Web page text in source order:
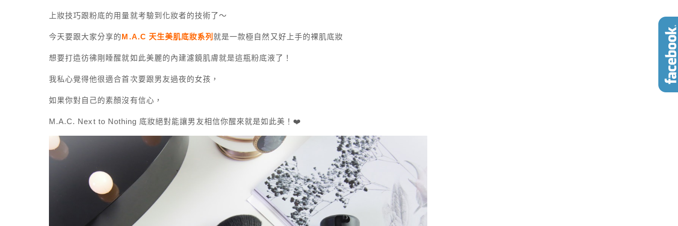
上妝技巧跟粉底的用量就考驗到化妝者的技術了～
今天要跟大家分享的M.A.C 天生美肌底妝系列就是一款極自然又好上手的裸肌底妝
想要打造彷彿剛睡醒就如此美麗的內建濾鏡肌膚就是這瓶粉底液了！
我私心覺得他很適合首次要跟男友過夜的女孩，
如果你對自己的素顏沒有信心，
M.A.C. Next to Nothing 底妝絕對能讓男友相信你醒來就是如此美！❤️